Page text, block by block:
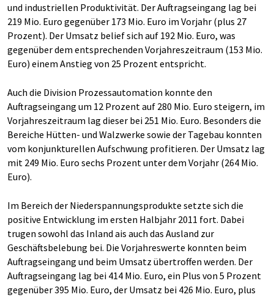
und industriellen Produktivität. Der Auftragseingang lag bei
219 Mio. Euro gegenüber 173 Mio. Euro im Vorjahr (plus 27
Prozent). Der Umsatz belief sich auf 192 Mio. Euro, was
gegenüber dem entsprechenden Vorjahreszeitraum (153 Mio.
Euro) einem Anstieg von 25 Prozent entspricht.
Auch die Division Prozessautomation konnte den
Auftragseingang um 12 Prozent auf 280 Mio. Euro steigern, im
Vorjahreszeitraum lag dieser bei 251 Mio. Euro. Besonders die
Bereiche Hütten- und Walzwerke sowie der Tagebau konnten
vom konjunkturellen Aufschwung profitieren. Der Umsatz lag
mit 249 Mio. Euro sechs Prozent unter dem Vorjahr (264 Mio.
Euro).
Im Bereich der Niederspannungsprodukte setzte sich die
positive Entwicklung im ersten Halbjahr 2011 fort. Dabei
trugen sowohl das Inland ais auch das Ausland zur
Geschäftsbelebung bei. Die Vorjahreswerte konnten beim
Auftragseingang und beim Umsatz übertroffen werden. Der
Auftragseingang lag bei 414 Mio. Euro, ein Plus von 5 Prozent
gegenüber 395 Mio. Euro, der Umsatz bei 426 Mio. Euro, plus